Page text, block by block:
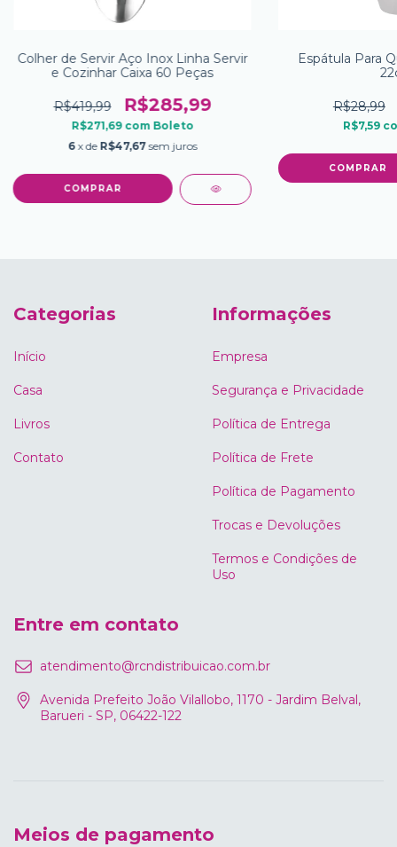
Colher de Servir Aço Inox Linha Servir
e Cozinhar Caixa 60 Peças
R$419,99 R$285,99
R$271,69 com Boleto
6 x de R$47,67 sem juros
Espátula Para
R$28,99
R$7,59
Categorias
Início
Casa
Livros
Contato
Informações
Empresa
Segurança e Privacidade
Política de Entrega
Política de Frete
Política de Pagamento
Trocas e Devoluções
Termos e Condições de
Uso
Entre em contato
atendimento@rcndistribuicao.com.br
Avenida Prefeito João Vilallobo, 1170 - Jardim Belval,
Barueri - SP, 06422-122
Meios de pagamento